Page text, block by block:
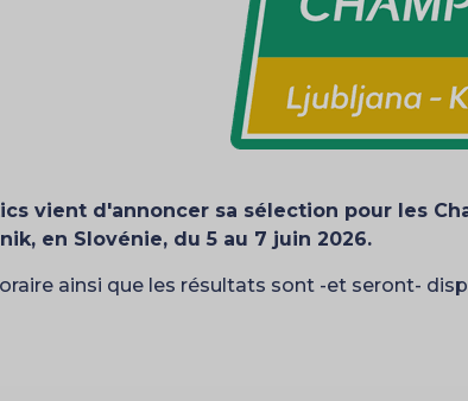
vient d'annoncer sa sélection pour les
en Slovénie, du 5 au 7 juin 2026.
ainsi que les résultats sont -et seront-